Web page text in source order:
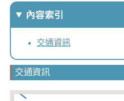
內容索引
交通資訊
交通資訊